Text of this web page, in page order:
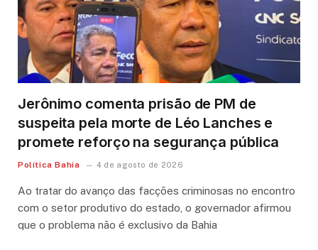
Jerônimo comenta prisão de PM de
suspeita pela morte de Léo Lanches e
promete reforço na segurança pública
Política Bahia 4 de agosto de 2026
Ao tratar do avanço das facções criminosas no encontro
com o setor produtivo do estado, o governador afirmou
que o problema não é exclusivo da Bahia